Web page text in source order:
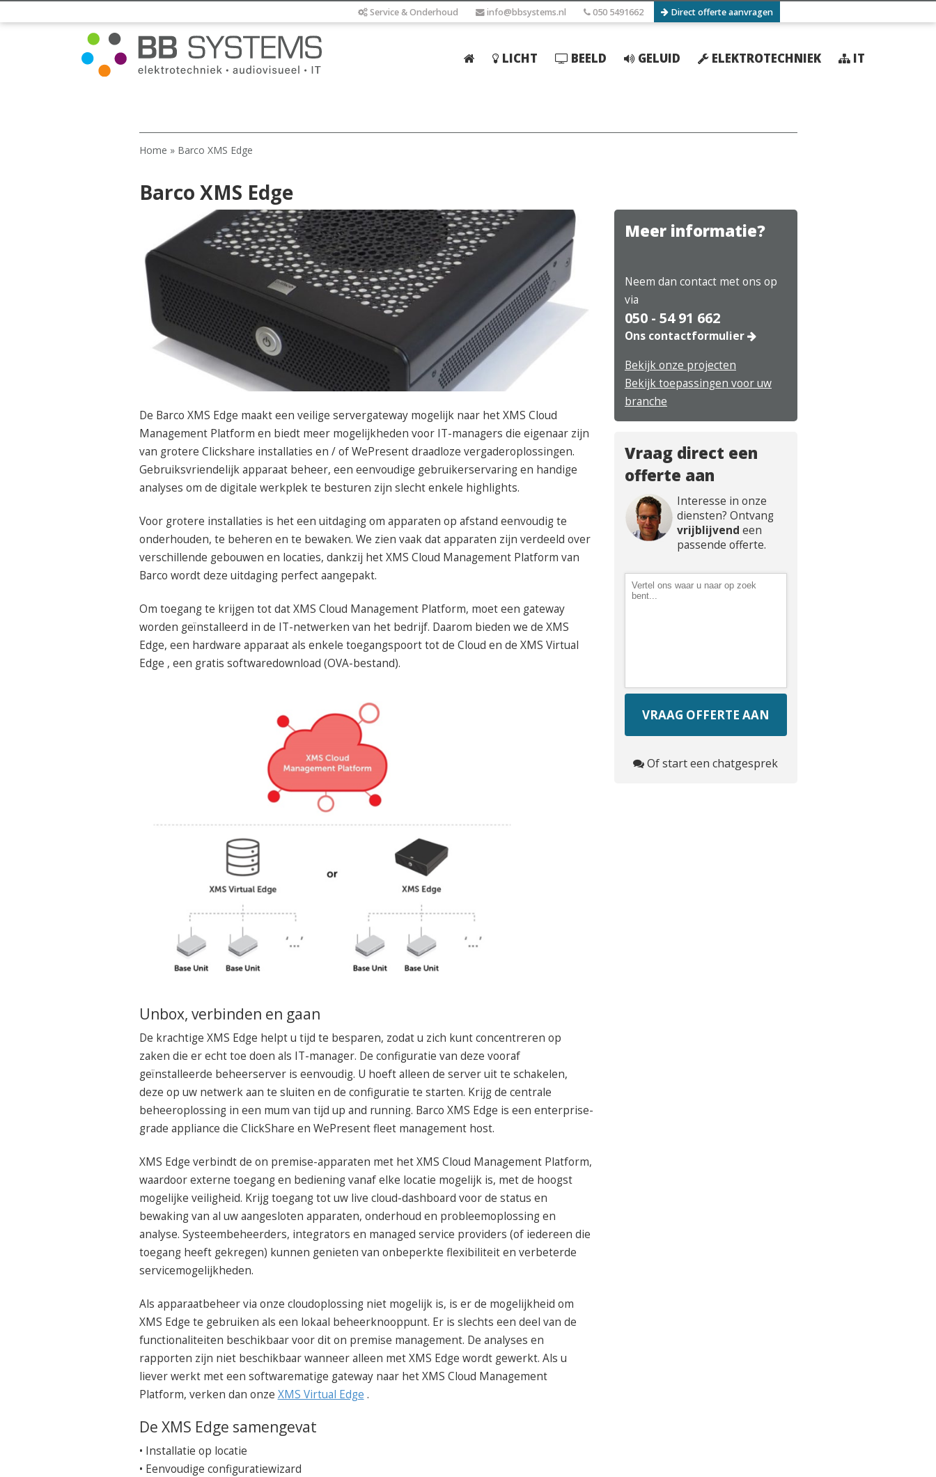
Service & Onderhoud info@bbsystems.nl 050 5491662 Direct offerte aanvragen
Licht
Elektrotechniek
IT
Webshop
050 – 54 91 662
Route
LICHT BEELD GELUID ELEKTROTECHNIEK IT
Home » Barco XMS Edge
Barco XMS Edge
De Barco XMS Edge maakt een veilige servergateway mogelijk naar het XMS Cloud
Management Platform en biedt meer mogelijkheden voor IT-managers die eigenaar zijn
van grotere Clickshare installaties en / of WePresent draadloze vergaderoplossingen.
Gebruiksvriendelijk apparaat beheer, een eenvoudige gebruikerservaring en handige
analyses om de digitale werkplek te besturen zijn slecht enkele highlights.
Voor grotere installaties is het een uitdaging om apparaten op afstand eenvoudig te
onderhouden, te beheren en te bewaken. We zien vaak dat apparaten zijn verdeeld over
verschillende gebouwen en locaties, dankzij het XMS Cloud Management Platform van
Barco wordt deze uitdaging perfect aangepakt.
Om toegang te krijgen tot dat XMS Cloud Management Platform, moet een gateway
worden geïnstalleerd in de IT-netwerken van het bedrijf. Daarom bieden we de XMS
Edge, een hardware apparaat als enkele toegangspoort tot de Cloud en de XMS Virtual
Edge , een gratis softwaredownload (OVA-bestand).
Unbox, verbinden en gaan
De krachtige XMS Edge helpt u tijd te besparen, zodat u zich kunt concentreren op
zaken die er echt toe doen als IT-manager. De configuratie van deze vooraf
geïnstalleerde beheerserver is eenvoudig. U hoeft alleen de server uit te schakelen,
deze op uw netwerk aan te sluiten en de configuratie te starten. Krijg de centrale
beheeroplossing in een mum van tijd up and running. Barco XMS Edge is een enterprise-
grade appliance die ClickShare en WePresent fleet management host.
XMS Edge verbindt de on premise-apparaten met het XMS Cloud Management Platform,
waardoor externe toegang en bediening vanaf elke locatie mogelijk is, met de hoogst
mogelijke veiligheid. Krijg toegang tot uw live cloud-dashboard voor de status en
bewaking van al uw aangesloten apparaten, onderhoud en probleemoplossing en
analyse. Systeembeheerders, integrators en managed service providers (of iedereen die
toegang heeft gekregen) kunnen genieten van onbeperkte flexibiliteit en verbeterde
servicemogelijkheden.
Als apparaatbeheer via onze cloudoplossing niet mogelijk is, is er de mogelijkheid om
XMS Edge te gebruiken als een lokaal beheerknooppunt. Er is slechts een deel van de
functionaliteiten beschikbaar voor dit on premise management. De analyses en
rapporten zijn niet beschikbaar wanneer alleen met XMS Edge wordt gewerkt. Als u
liever werkt met een softwarematige gateway naar het XMS Cloud Management
Platform, verken dan onze XMS Virtual Edge .
De XMS Edge samengevat
• Installatie op locatie
• Eenvoudige configuratiewizard
Meer informatie?
Neem dan contact met ons op
via
050 - 54 91 662
Ons contactformulier
Bekijk onze projecten
Bekijk toepassingen voor uw
branche
Vraag direct een
offerte aan
Interesse in onze
diensten? Ontvang
vrijblijvend een
passende offerte.
Of start een chatgesprek